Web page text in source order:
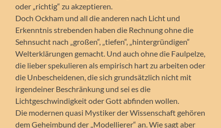
oder „richtig“ zu akzeptieren.
Doch Ockham und all die anderen nach Licht und
Erkenntnis strebenden haben die Rechnung ohne die
Sehnsucht nach „großen“, „tiefen“, „hintergründigen“
Welterklärungen gemacht. Und auch ohne die Faulpelze,
die lieber spekulieren als empirisch hart zu arbeiten oder
die Unbescheidenen, die sich grundsätzlich nicht mit
irgendeiner Beschränkung und sei es die
Lichtgeschwindigkeit oder Gott abfinden wollen.
Die modernen quasi Mystiker der Wissenschaft gehören
dem Geheimbund der „Modellierer“ an. Wie sagt aber